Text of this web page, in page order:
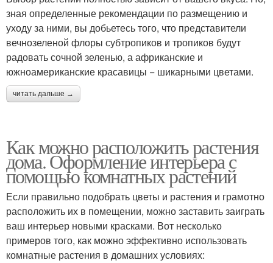
зная определенные рекомендации по размещению и
уходу за ними, вы добьетесь того, что представители
вечнозеленой флоры субтропиков и тропиков будут
радовать сочной зеленью, а африканские и
южноамериканские красавицы − шикарными цветами.
читать дальше →
Как можно расположить растения
дома. Оформление интерьера с
помощью комнатных растений
Если правильно подобрать цветы и растения и грамотно
расположить их в помещении, можно заставить заиграть
ваш интерьер новыми красками. Вот несколько
примеров того, как можно эффективно использовать
комнатные растения в домашних условиях: